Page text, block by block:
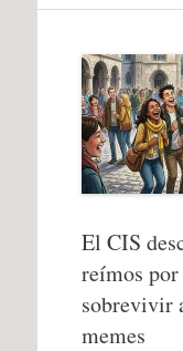
El CIS
reímos
sobrevivir
memes